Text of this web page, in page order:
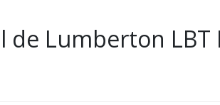
Lumberton LBT